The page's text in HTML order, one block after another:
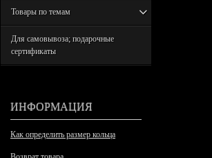
Товары по темам
Для самовывоза; подарочные
сертификаты
ИНФОРМАЦИЯ
Как определить размер кольца